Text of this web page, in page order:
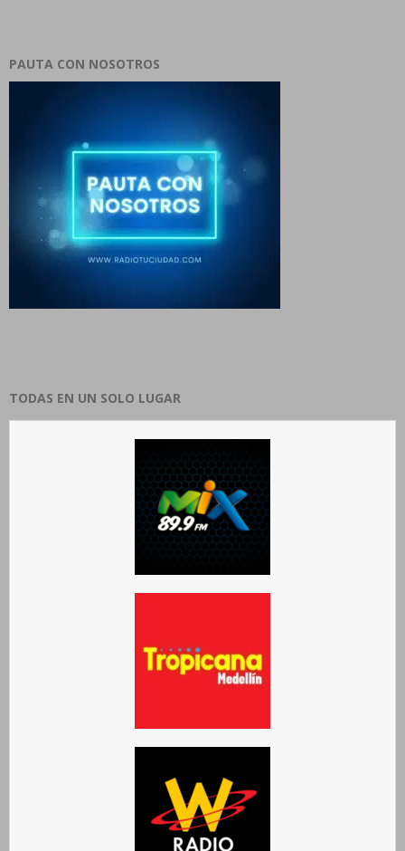
PAUTA CON NOSOTROS
TODAS EN UN SOLO LUGAR